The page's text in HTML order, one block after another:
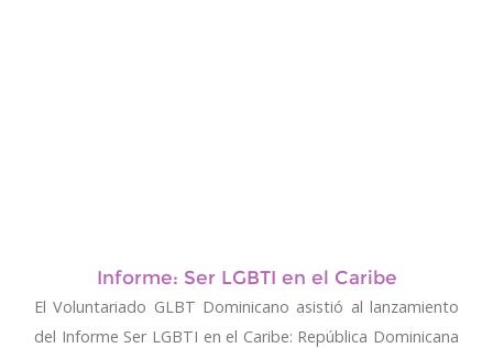
Informe: Ser LGBTI en el Caribe
El Voluntariado GLBT Dominicano asistió al lanzamiento
del Informe Ser LGBTI en el Caribe: República Dominicana